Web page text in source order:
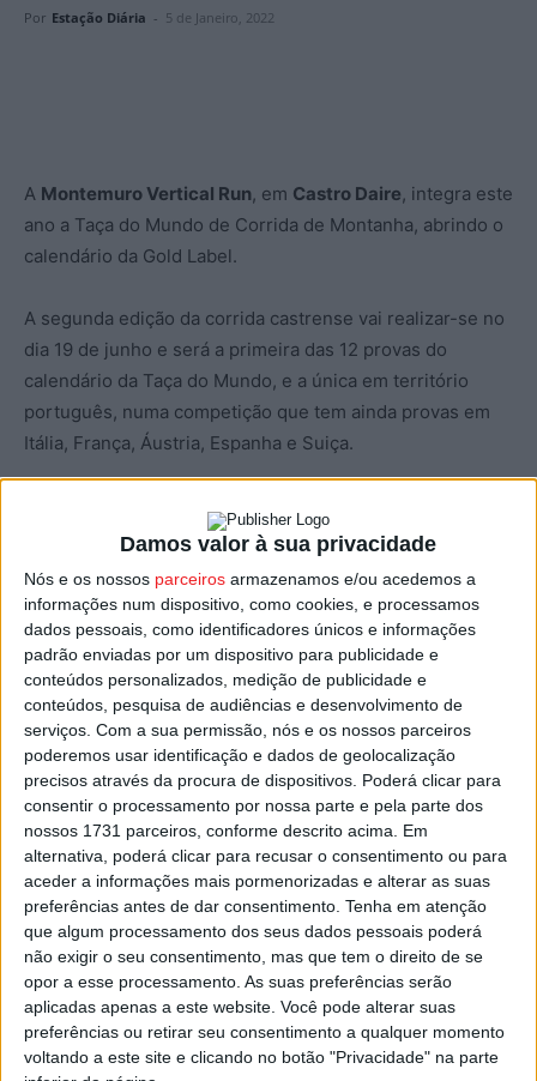
Damos valor à sua privacidade
Nós e os nossos parceiros armazenamos e/ou acedemos a
informações num dispositivo, como cookies, e processamos
dados pessoais, como identificadores únicos e informações
padrão enviadas por um dispositivo para publicidade e
conteúdos personalizados, medição de publicidade e
conteúdos, pesquisa de audiências e desenvolvimento de
serviços. Com a sua permissão, nós e os nossos parceiros
poderemos usar identificação e dados de geolocalização
precisos através da procura de dispositivos. Poderá clicar para
consentir o processamento por nossa parte e pela parte dos
nossos 1731 parceiros, conforme descrito acima. Em
alternativa, poderá clicar para recusar o consentimento ou para
aceder a informações mais pormenorizadas e alterar as suas
preferências antes de dar consentimento. Tenha em atenção
que algum processamento dos seus dados pessoais poderá
não exigir o seu consentimento, mas que tem o direito de se
opor a esse processamento. As suas preferências serão
aplicadas apenas a este website. Você pode alterar suas
preferências ou retirar seu consentimento a qualquer momento
voltando a este site e clicando no botão "Privacidade" na parte
Por Estação Diária - 5 de Janeiro, 2022
A Montemuro Vertical Run, em Castro Daire, integra este
ano a Taça do Mundo de Corrida de Montanha, abrindo o
calendário da Gold Label.
A segunda edição da corrida castrense vai realizar-se no
dia 19 de junho e será a primeira das 12 provas do
calendário da Taça do Mundo, e a única em território
português, numa competição que tem ainda provas em
Itália, França, Áustria, Espanha e Suiça.
ter recebido o Campeonato Nacional de Corrida em
Montanha, tem este ano o estatuto de prova internacional
e no principal calendário mundial da especialidade.
Segundo a autarquia de Castro Daire, é o
reconhecimento “das potencialidades de um vasto
território para a prática de desportos em natureza em
geral, e para as corridas pedestres em montanha, em
particular”.
Esta e outras notícias para ouvir na Estação Diária – 96.8
FM ou emwww.968.fm.
Pub